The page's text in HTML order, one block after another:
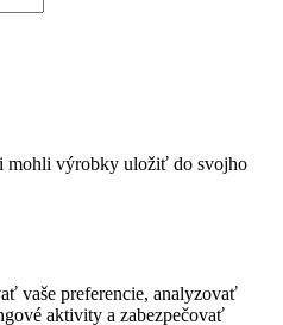
mohli výrobky uložiť do svojho
vaše preferencie, analyzovať
aktivity a zabezpečovať